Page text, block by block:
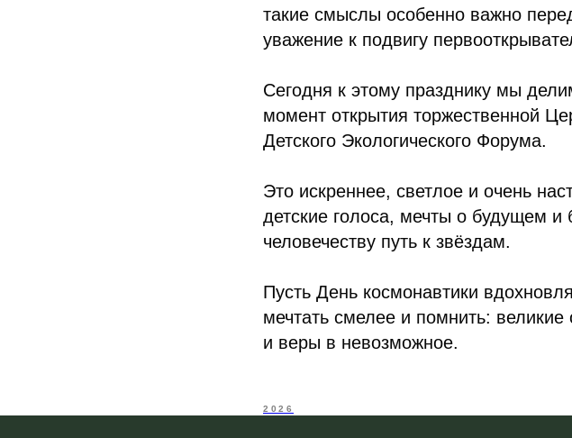
такие смыслы особенно важно
уважение к подвигу
Сегодня к этому празднику мы
момент открытия торжественной
Детского Экологического Форума.
Это искреннее, светлое и очень
детские голоса, мечты о будущем и
человечеству путь к звёздам.
Пусть День космонавтики
мечтать смелее и помнить:
и веры в невозможное.
2026